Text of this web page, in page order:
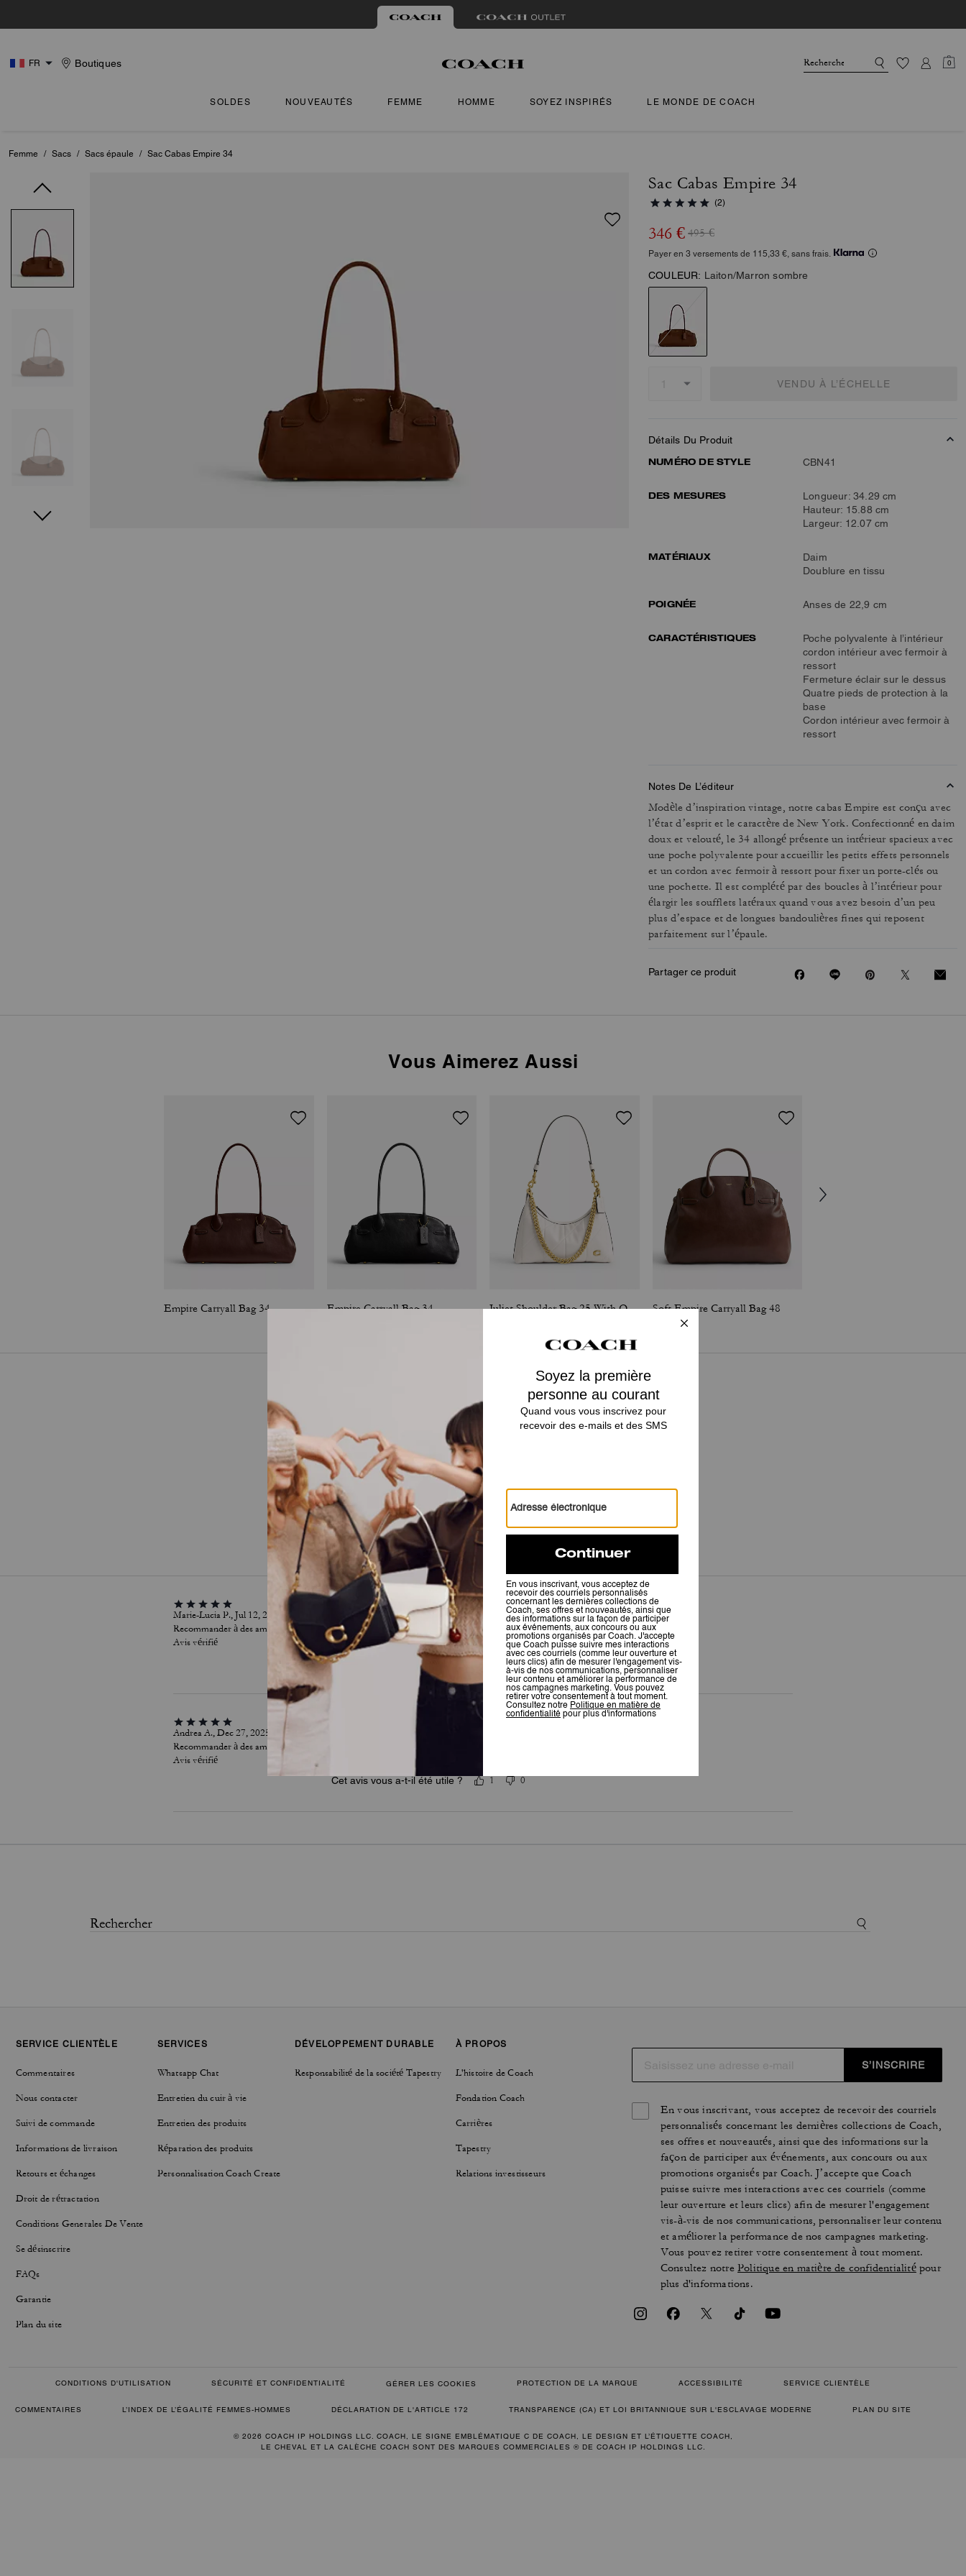
FR Boutiques 0
SOLDES NOUVEAUTÉS FEMME HOMME SOYEZ INSPIRÉS LE MONDE DE COACH
Femme / Sacs / Sacs épaule / Sac Cabas Empire 34
Sac Cabas Empire 34
(2)
346 € 495 €
Payer en 3 versements de 115,33 €, sans frais.
COULEUR: Laiton/Marron sombre
VENDU À L’ÉCHELLE
Détails Du Produit
NUMÉRO DE STYLE
CBN41
DES MESURES
Longueur: 34.29 cm
Hauteur: 15.88 cm
Largeur: 12.07 cm
MATÉRIAUX
Daim
Doublure en tissu
POIGNÉE Anses de 22,9 cm
CARACTÉRISTIQUES
Poche polyvalente à l’intérieur
cordon intérieur avec fermoir à
ressort
Fermeture éclair sur le dessus
Quatre pieds de protection à la
base
Cordon intérieur avec fermoir à
ressort
Notes De L’éditeur
Modèle d’inspiration vintage, notre cabas Empire est conçu avec
l’état d’esprit et le caractère de New York. Confectionné en daim
doux et velouté, le 34 allongé présente un intérieur spacieux avec
une poche polyvalente pour accueillir les petits effets personnels
et un cordon avec fermoir à ressort pour fixer un porte-clés ou
une pochette. Il est complété par des boucles à l’intérieur pour
élargir les soufflets latéraux quand vous avez besoin d’un peu
plus d’espace et de longues bandoulières fines qui reposent
parfaitement sur l’épaule.
Partager ce produit
Vous Aimerez Aussi
Empire Carryall Bag 34 Empire Carryall Bag 34 Juliet Shoulder Bag 25 With Quilting Soft Empire Carryall Bag 48
Avis
5.0 Étoiles
Pour plus d’informations sur la manière dont nous vérifions nos avis, cliquez
Marie-Lucia P., Jul 12, 2026
Recommander à des amis :
Oui
Avis vérifié
EMPIRE
Très bien, pratique...
Cet avis vous a-t-il été utile ? 0
Andrea A., Dec 27, 2025
Recommander à des amis :
Oui
Avis vérifié
Cet avis vous a-t-il été utile ? 1 0
SERVICE CLIENTÈLE
Commentaires
Nous contacter
Suivi de commande
Informations de livraison
Retours et échanges
Droit de rétractation
Conditions Generales De Vente
Se désinscrire
FAQs
Garantie
Plan du site
SERVICES
Whatsapp Chat
Entretien du cuir à vie
Entretien des produits
Réparation des produits
Personnalisation Coach Create
DÉVELOPPEMENT DURABLE
Responsabilité de la société Tapestry
À PROPOS
L'histoire de Coach
Fondation Coach
Carrières
Tapestry
Relations investisseurs
S’INSCRIRE
En vous inscrivant, vous acceptez de recevoir des courriels
personnalisés concernant les dernières collections de Coach,
ses offres et nouveautés, ainsi que des informations sur la
façon de participer aux événements, aux concours ou aux
promotions organisés par Coach. J’accepte que Coach
puisse suivre mes interactions avec ces courriels (comme
leur ouverture et leurs clics) afin de mesurer l'engagement
vis-à-vis de nos communications, personnaliser leur contenu
et améliorer la performance de nos campagnes marketing.
Vous pouvez retirer votre consentement à tout moment.
Consultez notrePolitique en matière de confidentialitépour
plus d'informations.
CONDITIONS D'UTILISATION SÉCURITÉ ET CONFIDENTIALITÉ GÉRER LES COOKIES PROTECTION DE LA MARQUE ACCESSIBILITÉ SERVICE CLIENTÈLE
COMMENTAIRES L’INDEX DE L’ÉGALITÉ FEMMES-HOMMES DÉCLARATION DE L'ARTICLE 172 TRANSPARENCE (CA) ET LOI BRITANNIQUE SUR L'ESCLAVAGE MODERNE PLAN DU SITE
© 2026 COACH IP HOLDINGS LLC. COACH, LE SIGNE EMBLÉMATIQUE C DE COACH, LE DESIGN ET L’ÉTIQUETTE COACH,
LE CHEVAL ET LA CALÈCHE COACH SONT DES MARQUES COMMERCIALES ® DE COACH IP HOLDINGS LLC.